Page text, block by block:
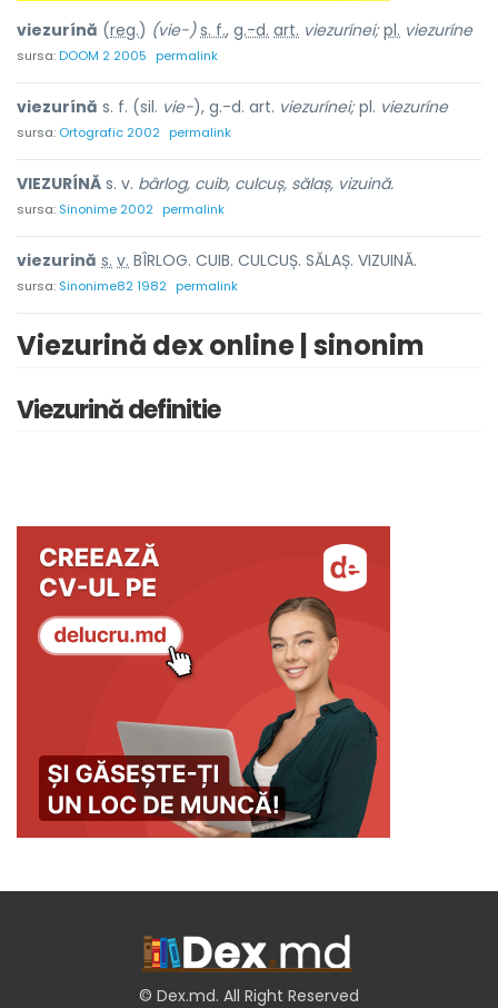
viezurínă (reg.) (vie-) s. f., g.-d. art. viezurínei; pl. viezuríne
sursa:DOOM 2 2005 permalink
viezurínă s. f. (sil. vie-), g.-d. art. viezurínei;pl. viezuríne
sursa: Ortografic 2002 permalink
VIEZURÍNĂ s. v. bârlog, cuib, culcuș, sălaș, vizuină.
sursa: Sinonime 2002 permalink
viezurină s. v. BÎRLOG. CUIB. CULCUȘ. SĂLAȘ. VIZUINĂ.
sursa: Sinonime82 1982 permalink
Viezurină dex online | sinonim
Viezurină definitie
© Dex.md. All Right Reserved